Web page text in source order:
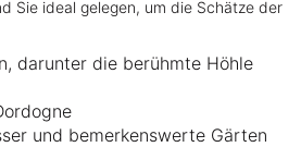
Sie ideal gelegen, um die Schätze der
darunter die berühmte Höhle
und bemerkenswerte Gärten